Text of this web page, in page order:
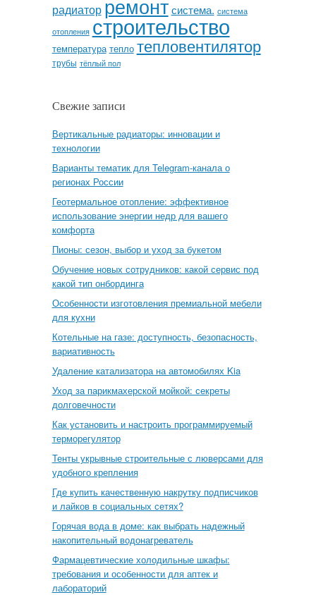
радиатор ремонт система. система
отопления строительство
температура тепло тепловентилятор
трубы тёплый пол
Свежие записи
Вертикальные радиаторы: инновации и
технологии
Варианты тематик для Telegram-канала о
регионах России
Геотермальное отопление: эффективное
использование энергии недр для вашего
комфорта
Пионы: сезон, выбор и уход за букетом
Обучение новых сотрудников: какой сервис под
какой тип онбординга
Особенности изготовления премиальной мебели
для кухни
Котельные на газе: доступность, безопасность,
вариативность
Удаление катализатора на автомобилях Kia
Уход за парикмахерской мойкой: секреты
долговечности
Как установить и настроить программируемый
терморегулятор
Тенты укрывные строительные с люверсами для
удобного крепления
Где купить качественную накрутку подписчиков
и лайков в социальных сетях?
Горячая вода в доме: как выбрать надежный
накопительный водонагреватель
Фармацевтические холодильные шкафы:
требования и особенности для аптек и
лабораторий